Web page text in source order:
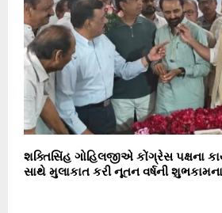
શક્તિસિંહ ગોહિલજીએ કોંગ્રેસ પક્ષના
સાથે મુલાકાત કરી નૂતન વર્ષની